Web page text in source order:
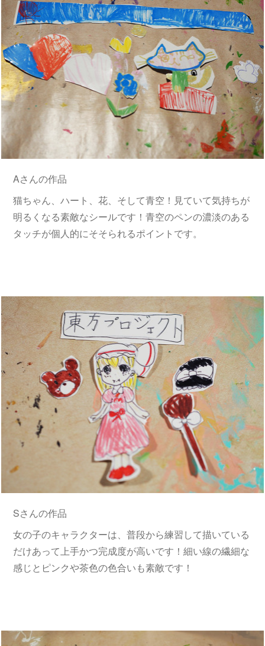
Aさんの作品
猫ちゃん、ハート、花、そして青空！見ていて気持ちが
明るくなる素敵なシールです！青空のペンの濃淡のある
タッチが個人的にそそられるポイントです。
Sさんの作品
女の子のキャラクターは、普段から練習して描いている
だけあって上手かつ完成度が高いです！細い線の繊細な
感じとピンクや茶色の色合いも素敵です！